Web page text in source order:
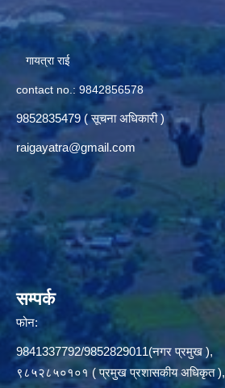
गायत्रा राई
contact no.: 9842856578
9852835479 ( सूचना अधिकारी )
raigayatra@gmail.com
सम्पर्क
फोन:
9841337792/9852829011(नगर प्रमुख ),
९८५२८५०१०१ ( प्रमुख प्रशासकीय अधिकृत ),